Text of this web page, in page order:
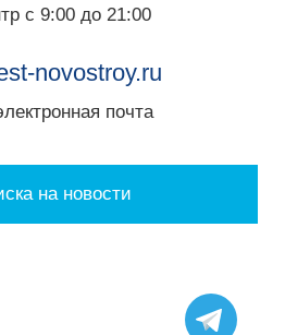
с 9:00 до 21:00
novostroy.ru
почта
на новости